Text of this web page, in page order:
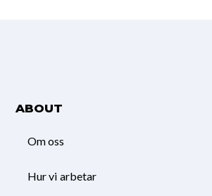
ABOUT
Om oss
Hur vi arbetar